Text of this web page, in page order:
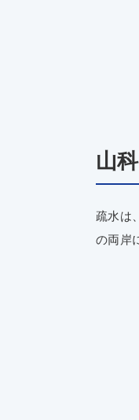
山
疏水は
の両岸